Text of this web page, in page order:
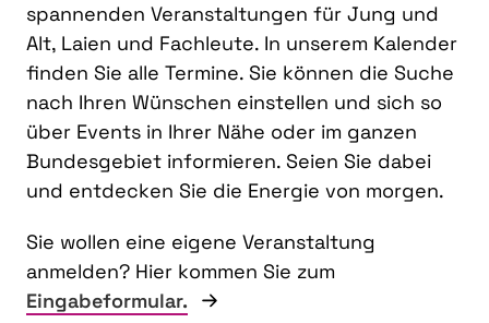
spannenden Veranstaltungen für Jung und
Alt, Laien und Fachleute. In unserem Kalender
finden Sie alle Termine. Sie können die Suche
nach Ihren Wünschen einstellen und sich so
über Events in Ihrer Nähe oder im ganzen
Bundesgebiet informieren. Seien Sie dabei
und entdecken Sie die Energie von morgen.
Sie wollen eine eigene Veranstaltung
anmelden? Hier kommen Sie zum
Eingabeformular.